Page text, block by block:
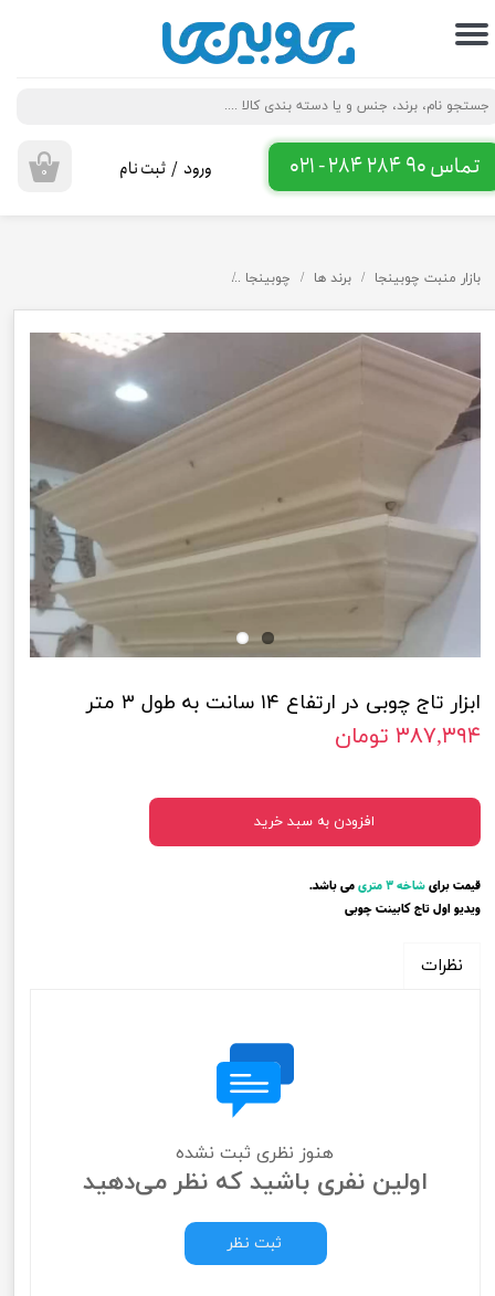
تماس 90 284 284 - 021 ۰ ورود / ثبت نام
حساب کاربری من
تغییر گذر واژه
سفارشات
خروج از حساب کاربری
بازار منبت چوبینجا برند ها چوبینجا
ابزار تاج چوبی در ارتفاع ۱۴ سانت به طول ۳ متر
۳۸۷,۳۹۴ تومان
قیمت برایشاخه ۳ متری
می باشد.
ویدیو اول تاج کابینت چوبی
افزودن به سبد خرید
نظرات
هنوز نظری ثبت نشده
اولین نفری باشید که نظر می‌دهید
ثبت نظر